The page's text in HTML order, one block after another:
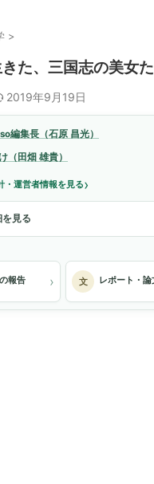
>
た、三国志の美女
2019年9月19日
編集長（石原 昌光）
（田畑 雄貴）
・運営者情報を見る›
見る
報告 › 文 レポート・